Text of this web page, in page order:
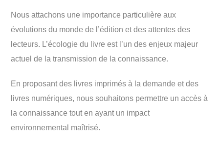
Nous attachons une importance particulière aux
évolutions du monde de l’édition et des attentes des
lecteurs. L’écologie du livre est l’un des enjeux majeur
actuel de la transmission de la connaissance.
En proposant des livres imprimés à la demande et des
livres numériques, nous souhaitons permettre un accès à
la connaissance tout en ayant un impact
environnemental maîtrisé.